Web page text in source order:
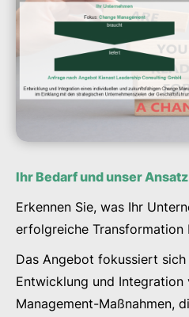
Ihr Bedarf und unser Ansatz
Erkennen Sie, was Ihr
erfolgreiche Transformation
Das Angebot fokussiert
Entwicklung und Integration
Management-Maßnahmen,